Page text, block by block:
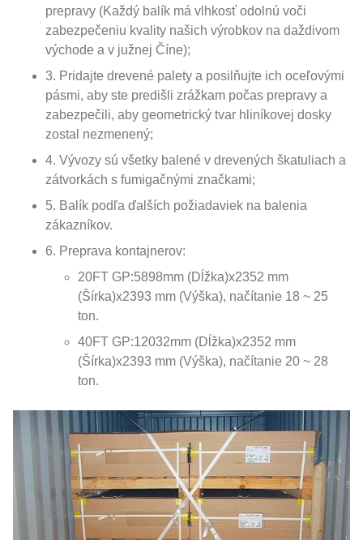
prepravy (Každý balík má vlhkosť odolnú voči
zabezpečeniu kvality našich výrobkov na daždivom
východe a v južnej Číne);
3. Pridajte drevené palety a posilňujte ich oceľovými
pásmi, aby ste predišli zrážkam počas prepravy a
zabezpečili, aby geometrický tvar hliníkovej dosky
zostal nezmenený;
4. Vývozy sú všetky balené v drevených škatuliach a
zátvorkách s fumigačnými značkami;
5. Balík podľa ďalších požiadaviek na balenia
zákazníkov.
6. Preprava kontajnerov:
20FT GP:5898mm (Dĺžka)x2352 mm
(Šírka)x2393 mm (Výška), načítanie 18 ~ 25
ton.
40FT GP:12032mm (Dĺžka)x2352 mm
(Šírka)x2393 mm (Výška), načítanie 20 ~ 28
ton.